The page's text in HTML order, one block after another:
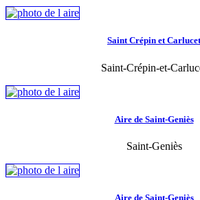
Saint Crépin et Carlucet
Saint-Crépin-et-
Aire de Saint-Geniès
Saint-Geniès
Aire de Saint-Geniès